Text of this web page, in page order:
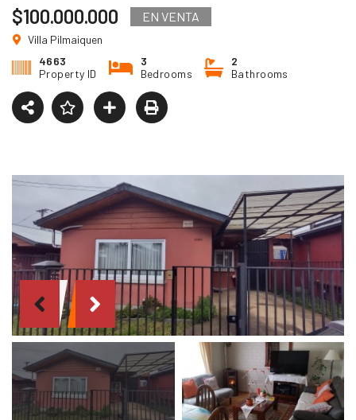
$100.000.000 EN VENTA
Villa Pilmaiquen
4663
Property ID
3
Bedrooms
2
Bathrooms